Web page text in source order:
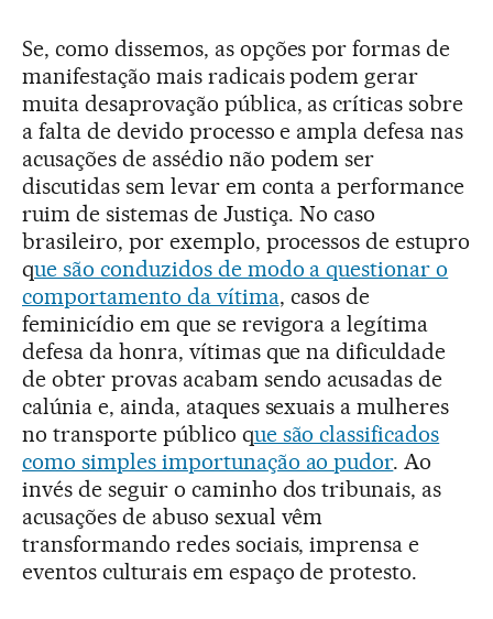
Se, como dissemos, as opções por formas de
manifestação mais radicais podem gerar
muita desaprovação pública, as críticas sobre
a falta de devido processo e ampla defesa nas
acusações de assédio não podem ser
discutidas sem levar em conta a performance
ruim de sistemas de Justiça. No caso
brasileiro, por exemplo, processos de estupro
que são conduzidos de modo a questionar o
comportamento da vítima, casos de
feminicídio em que se revigora a legítima
defesa da honra, vítimas que na dificuldade
de obter provas acabam sendo acusadas de
calúnia e, ainda, ataques sexuais a mulheres
no transporte público que são classificados
como simples importunação ao pudor. Ao
invés de seguir o caminho dos tribunais, as
acusações de abuso sexual vêm
transformando redes sociais, imprensa e
eventos culturais em espaço de protesto.